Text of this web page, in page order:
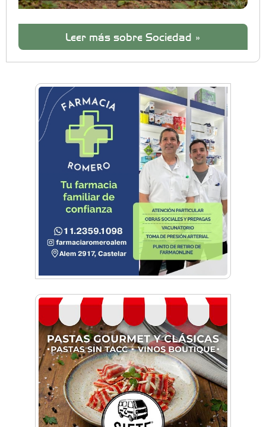
Leer más sobre Sociedad »